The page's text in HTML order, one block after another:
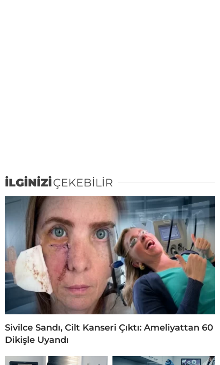
İLGİNİZİÇEKEBİLİR
Sivilce Sandı, Cilt Kanseri Çıktı: Ameliyattan 60
Dikişle Uyandı